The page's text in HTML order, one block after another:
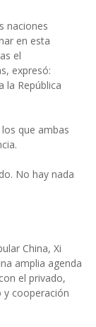
naciones
en esta
el
expresó:
la República
que ambas
No hay nada
China, Xi
amplia agenda
el privado,
y cooperación